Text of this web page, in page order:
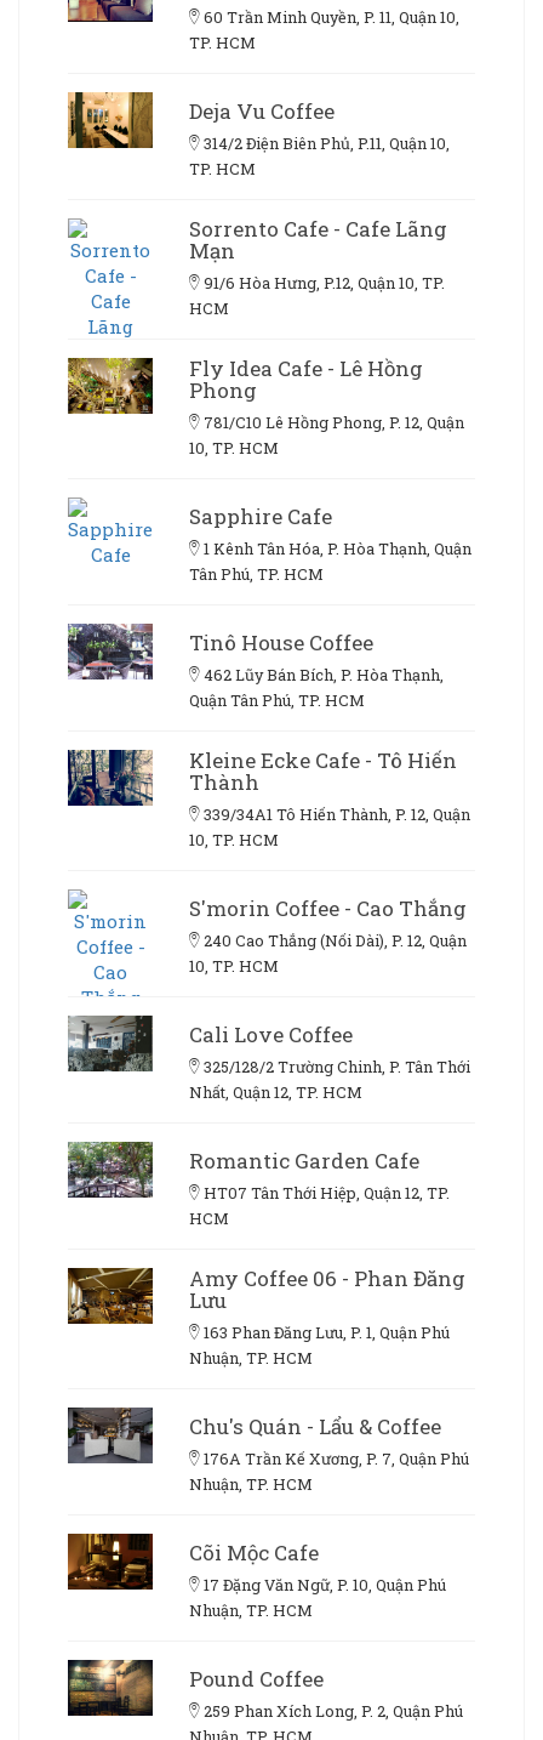
60 Trần Minh Quyền, P. 11, Quận 10,
TP. HCM
Deja Vu Coffee
314/2 Điện Biên Phủ, P.11, Quận 10,
TP. HCM
Sorrento Cafe - Cafe Lãng
Mạn
91/6 Hòa Hưng, P.12, Quận 10, TP.
HCM
Fly Idea Cafe - Lê Hồng
Phong
781/C10 Lê Hồng Phong, P. 12, Quận
10, TP. HCM
Sapphire Cafe
1 Kênh Tân Hóa, P. Hòa Thạnh, Quận
Tân Phú, TP. HCM
Tinô House Coffee
462 Lũy Bán Bích, P. Hòa Thạnh,
Quận Tân Phú, TP. HCM
Kleine Ecke Cafe - Tô Hiến
Thành
339/34A1 Tô Hiến Thành, P. 12, Quận
10, TP. HCM
S'morin Coffee - Cao Thắng
240 Cao Thắng (Nối Dài), P. 12, Quận
10, TP. HCM
Cali Love Coffee
325/128/2 Trường Chinh, P. Tân Thới
Nhất, Quận 12, TP. HCM
Romantic Garden Cafe
HT07 Tân Thới Hiệp, Quận 12, TP.
HCM
Amy Coffee 06 - Phan Đăng
Lưu
163 Phan Đăng Lưu, P. 1, Quận Phú
Nhuận, TP. HCM
Chu's Quán - Lẩu & Coffee
176A Trần Kế Xương, P. 7, Quận Phú
Nhuận, TP. HCM
Cõi Mộc Cafe
17 Đặng Văn Ngữ, P. 10, Quận Phú
Nhuận, TP. HCM
Pound Coffee
259 Phan Xích Long, P. 2, Quận Phú